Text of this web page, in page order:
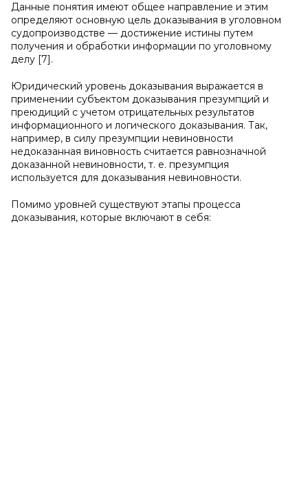
Данные понятия имеют общее направление и этим
определяют основную цель доказывания в уголовном
судопроизводстве — достижение истины путем
получения и обработки информации по уголовному
делу [7].
Юридический уровень доказывания выражается в
применении субъектом доказывания презумпций и
преюдиций с учетом отрицательных результатов
информационного и логического доказывания. Так,
например, в силу презумпции невиновности
недоказанная виновность считается равнозначной
доказанной невиновности, т. е. презумпция
используется для доказывания невиновности.
Помимо уровней существуют этапы процесса
доказывания, которые включают в себя: